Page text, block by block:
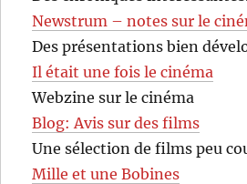
Newstrum – notes sur le
Des présentations bien
Il était une fois le cinéma
Webzine sur le cinéma
Blog: Avis sur des films
Une sélection de films peu
Mille et une Bobines